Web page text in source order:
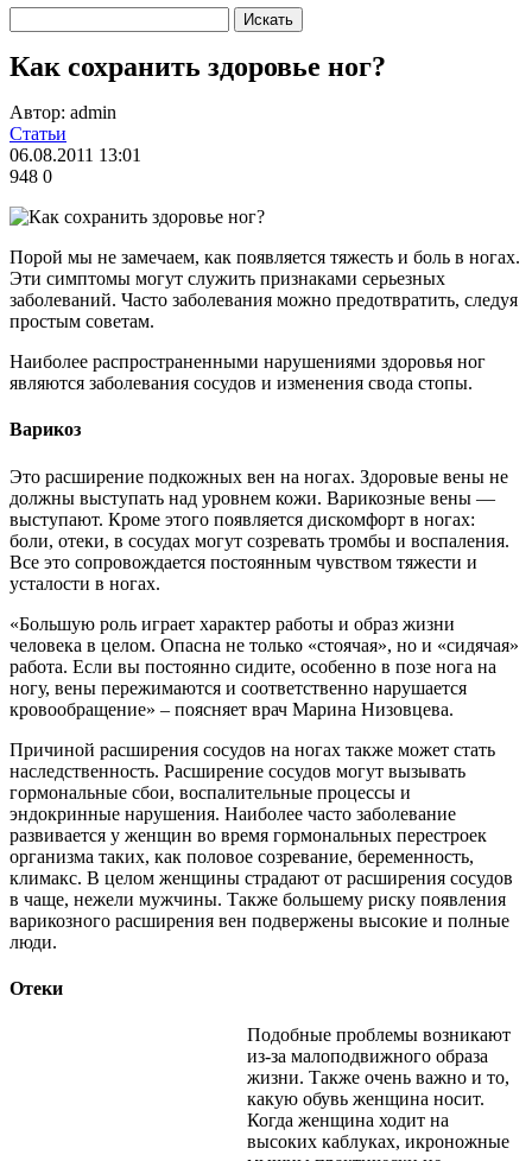
Как сохранить здоровье ног?
Автор: admin
Статьи
06.08.2011 13:01
948 0
Порой мы не замечаем, как появляется тяжесть и боль в ногах.
Эти симптомы могут служить признаками серьезных
заболеваний. Часто заболевания можно предотвратить, следуя
простым советам.
Наиболее распространенными нарушениями здоровья ног
являются заболевания сосудов и изменения свода стопы.
Варикоз
Это расширение подкожных вен на ногах. Здоровые вены не
должны выступать над уровнем кожи. Варикозные вены —
выступают. Кроме этого появляется дискомфорт в ногах:
боли, отеки, в сосудах могут созревать тромбы и воспаления.
Все это сопровождается постоянным чувством тяжести и
усталости в ногах.
«Большую роль играет характер работы и образ жизни
человека в целом. Опасна не только «стоячая», но и «сидячая»
работа. Если вы постоянно сидите, особенно в позе нога на
ногу, вены пережимаются и соответственно нарушается
кровообращение» – поясняет врач Марина Низовцева.
Причиной расширения сосудов на ногах также может стать
наследственность. Расширение сосудов могут вызывать
гормональные сбои, воспалительные процессы и
эндокринные нарушения. Наиболее часто заболевание
развивается у женщин во время гормональных перестроек
организма таких, как половое созревание, беременность,
климакс. В целом женщины страдают от расширения сосудов
в чаще, нежели мужчины. Также большему риску появления
варикозного расширения вен подвержены высокие и полные
люди.
Отеки
Подобные проблемы возникают
из-за малоподвижного образа
жизни. Также очень важно и то,
какую обувь женщина носит.
Когда женщина ходит на
высоких каблуках, икроножные